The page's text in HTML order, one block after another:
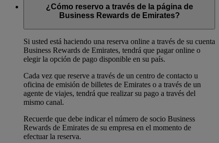
¿Cómo reservo a través de la página de
Business Rewards de Emirates?
Si usted está haciendo una reserva online a través de su cuenta
Business Rewards de Emirates, tendrá que pagar online o
elegir la opción de pago disponible en su país.
Cada vez que reserve a través de un centro de contacto u
oficina de emisión de billetes de Emirates o a través de un
agente de viajes, tendrá que realizar su pago a través del
mismo canal.
Recuerde que debe indicar el número de socio Business
Rewards de Emirates de su empresa en el momento de
efectuar la reserva.